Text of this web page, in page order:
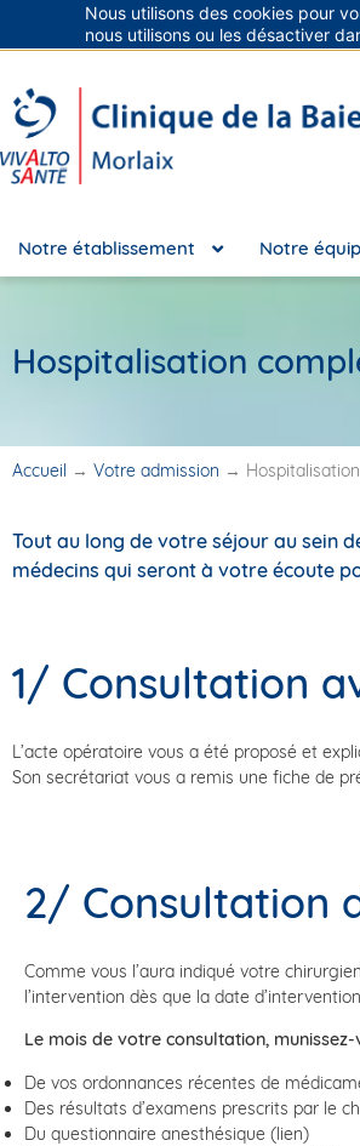
Groupe Vivalto Santé Entre nous, la vie
Notre établissement Notre
Hospitalisation
Accueil → Votre admission →
Tout au long de votre séjour au sein
médecins qui seront à votre écoute
1/ Consultation
L’acte opératoire vous a été proposé et
Son secrétariat vous a remis une fiche de
2/ Consultation
Comme vous l’aura indiqué votre
l’intervention dès que la date
Le mois de votre consultation, munissez-
De vos ordonnances récentes de
Des résultats d’examens prescrits par le
Du questionnaire anesthésique (lien)
Nous utilisons des cookies pour
nous utilisons ou les désactiver